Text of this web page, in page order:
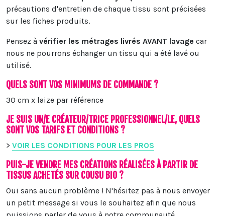
précautions d'entretien de chaque tissu sont précisées
sur les fiches produits.
Pensez à vérifier les métrages livrés AVANT lavage car
nous ne pourrons échanger un tissu qui a été lavé ou
utilisé.
QUELS SONT VOS MINIMUMS DE COMMANDE ?
30 cm x laize par référence
JE SUIS UN/E CRÉATEUR/TRICE PROFESSIONNEL/LE, QUELS
SONT VOS TARIFS ET CONDITIONS ?
> VOIR LES CONDITIONS POUR LES PROS
PUIS-JE VENDRE MES CRÉATIONS RÉALISÉES À PARTIR DE
TISSUS ACHETÉS SUR COUSU BIO ?
Oui sans aucun problème ! N'hésitez pas à nous envoyer
un petit message si vous le souhaitez afin que nous